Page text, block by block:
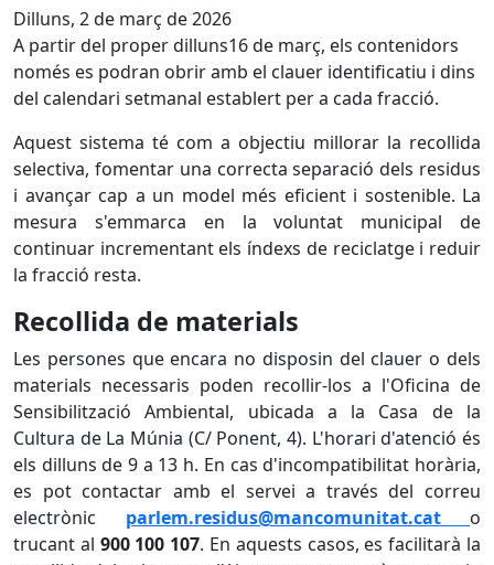
Dilluns, 2 de març de 2026
A partir del proper dilluns16 de març, els contenidors
només es podran obrir amb el clauer identificatiu i dins
del calendari setmanal establert per a cada fracció.
Aquest sistema té com a objectiu millorar la recollida
selectiva, fomentar una correcta separació dels residus
i avançar cap a un model més eficient i sostenible. La
mesura s'emmarca en la voluntat municipal de
continuar incrementant els índexs de reciclatge i reduir
la fracció resta.
Recollida de materials
Les persones que encara no disposin del clauer o dels
materials necessaris poden recollir-los a l'Oficina de
Sensibilització Ambiental, ubicada a la Casa de la
Cultura de La Múnia (C/ Ponent, 4). L'horari d'atenció és
els dilluns de 9 a 13 h. En cas d'incompatibilitat horària,
es pot contactar amb el servei a través del correu
electrònic parlem.residus@mancomunitat.cat o
trucant al 900 100 107. En aquests casos, es facilitarà la